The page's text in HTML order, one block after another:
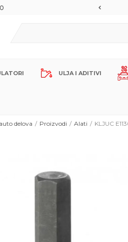
PLATNIM KARTICAMA!
ULJA I ADITIVI
delova Proizvodi Alati KLJUC